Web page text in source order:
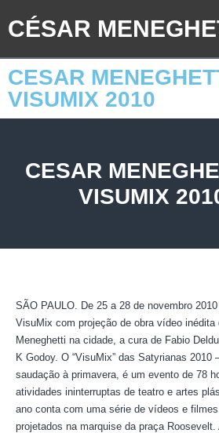
CÉSAR
CESAR
VISUMIX 2010
CESAR
VISUMIX
SÃO PAULO. De 25 a 28 de novembro
VisuMix com projeção de obra vídeo inédita
Meneghetti na cidade, a cura de Fabio
K Godoy. O “VisuMix” das Satyrianas 2010
saudação à primavera, é um evento de 78
atividades ininterruptas de teatro e artes
ano conta com uma série de vídeos e
projetados na marquise da praça Roosevelt.